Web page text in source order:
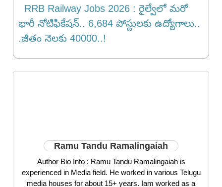
RRB Railway Jobs 2026 : రైల్వేలో మరో
భారీ నోటిఫికేషన్.. 6,684 పోస్టులకు ఉద్యోగాలు..
.జీతం నెల‌కు 40000..!
Ramu Tandu Ramalingaiah
Author Bio Info : Ramu Tandu Ramalingaiah is
experienced in Media field. He worked in various Telugu
media houses for about 15+ years. Iam worked as a